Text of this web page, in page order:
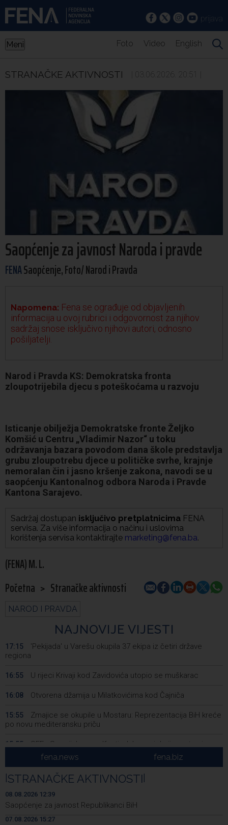
prijava
Meni Foto Video English
STRANAČKE AKTIVNOSTI | 03.06.2026. 20:51 |
Saopćenje za javnost Naroda i pravde
FENASaopćenje, Foto/ Narod i Pravda
Napomena: Fena se ograđuje od objavljenih
informacija u ovoj rubrici i odgovornost za njihov
sadržaj snose isključivo njihovi autori, odnosno
pošiljatelji.
Narod i Pravda KS: Demokratska fronta
zloupotrijebila djecu s poteškoćama u razvoju
Isticanje obilježja Demokratske fronte Željko
Komšić u Centru „Vladimir Nazor“ u toku
održavanja bazara povodom dana škole predstavlja
grubu zloupotrebu djece u političke svrhe, krajnje
nemoralan čin i jasno kršenje zakona, navodi se u
saopćenju Kantonalnog odbora Naroda i Pravde
Kantona Sarajevo.
Sadržaj dostupan isključivo pretplatnicima FENA
servisa. Za više informacija o načinu i uslovima
korištenja servisa kontaktirajte marketing@fena.ba.
(FENA) M. L.
Početna > Stranačke aktivnosti
NAROD I PRAVDA
NAJNOVIJE VIJESTI
17:15
'Pekijada' u Varešu okupila 37 ekipa iz četiri države
regiona
16:55 U rijeci Krivaji kod Zavidovića utopio se muškarac
16:08 Otvorena džamija u Milatkovićima kod Čajniča
15:55
Zmajice se okupile u Mostaru: Reprezentacija BiH kreće
po novu mediteransku priču
15:55
SFF - Specijalna predfestivalska projekcija restauriranog
filma 'Žena s krajolikom' Ivice Matića
15:37
Požar kod Konjica i dalje aktivan, stanje bolje nego
jutros
15:27
Dokumentarac 'Bulevar Ivice Osima' osvojio nagradu na
City Festu u Niškoj Banji
fena.news fena.biz
STRANAČKE AKTIVNOSTI
08.08.2026 12:39
Saopćenje za javnost Republikanci BiH
07.08.2026 15:27